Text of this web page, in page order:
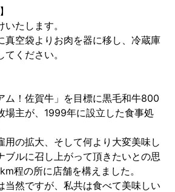
たします。
真空袋よりお肉を器に移し、冷蔵庫
ください。
ム！佐賀牛」を目標に黒毛和牛800
場主が、1999年に設立した食事処
用の拡大、そして何より大変美味し
ブルに召し上がって頂きたいとの思
程の所に店舗を構えました。
当然ですが、私共は食べて美味しい